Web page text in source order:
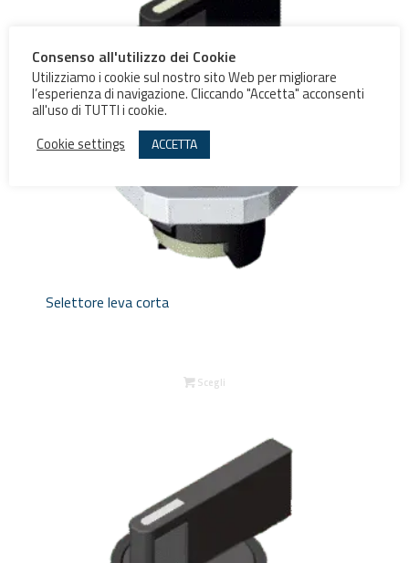
Selettore leva corta
Scegli
Consenso all'utilizzo dei Cookie
Utilizziamo i cookie sul nostro sito Web per migliorare
l’esperienza di navigazione. Cliccando "Accetta" acconsenti
all'uso di TUTTI i cookie.
Cookie settings
ACCETTA